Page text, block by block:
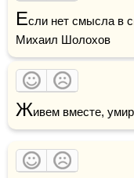
Если нет смысла в
Михаил Шолохов
Живем вместе,